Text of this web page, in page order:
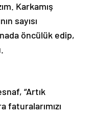
Karkamış
sayısı
öncülük edip,
“Artık
faturalarımızı